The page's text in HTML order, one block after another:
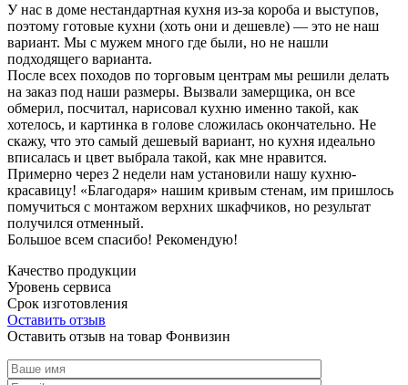
У нас в доме нестандартная кухня из-за короба и выступов,
поэтому готовые кухни (хоть они и дешевле) — это не наш
вариант. Мы с мужем много где были, но не нашли
подходящего варианта.
После всех походов по торговым центрам мы решили делать
на заказ под наши размеры. Вызвали замерщика, он все
обмерил, посчитал, нарисовал кухню именно такой, как
хотелось, и картинка в голове сложилась окончательно. Не
скажу, что это самый дешевый вариант, но кухня идеально
вписалась и цвет выбрала такой, как мне нравится.
Примерно через 2 недели нам установили нашу кухню-
красавицу! «Благодаря» нашим кривым стенам, им пришлось
помучиться с монтажом верхних шкафчиков, но результат
получился отменный.
Большое всем спасибо! Рекомендую!
Качество продукции
Уровень сервиса
Срок изготовления
Оставить отзыв
Оставить отзыв на товар Фонвизин